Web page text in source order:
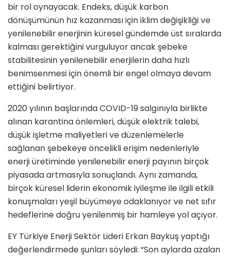
bir rol oynayacak. Endeks, düşük karbon
dönüşümünün hız kazanması için iklim değişikliği ve
yenilenebilir enerjinin küresel gündemde üst sıralarda
kalması gerektiğini vurguluyor ancak şebeke
stabilitesinin yenilenebilir enerjilerin daha hızlı
benimsenmesi için önemli bir engel olmaya devam
ettiğini belirtiyor.
2020 yılının başlarında COVID-19 salgınıyla birlikte
alınan karantina önlemleri, düşük elektrik talebi,
düşük işletme maliyetleri ve düzenlemelerle
sağlanan şebekeye öncelikli erişim nedenleriyle
enerji üretiminde yenilenebilir enerji payının birçok
piyasada artmasıyla sonuçlandı. Aynı zamanda,
birçok küresel liderin ekonomik iyileşme ile ilgili etkili
konuşmaları yeşil büyümeye odaklanıyor ve net sıfır
hedeflerine doğru yenilenmiş bir hamleye yol açıyor.
EY Türkiye Enerji Sektör Lideri Erkan Baykuş yaptığı
değerlendirmede şunları söyledi: “Son aylarda azalan